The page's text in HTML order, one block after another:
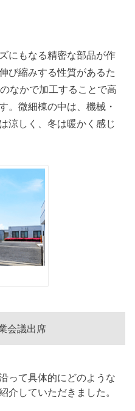
にもなる精密な部品が作
び縮みする性質があるた
なかで加工することで高
。微細棟の中は、機械・
涼しく、冬は暖かく感じ
会議出席
って具体的にどのような
介していただきました。